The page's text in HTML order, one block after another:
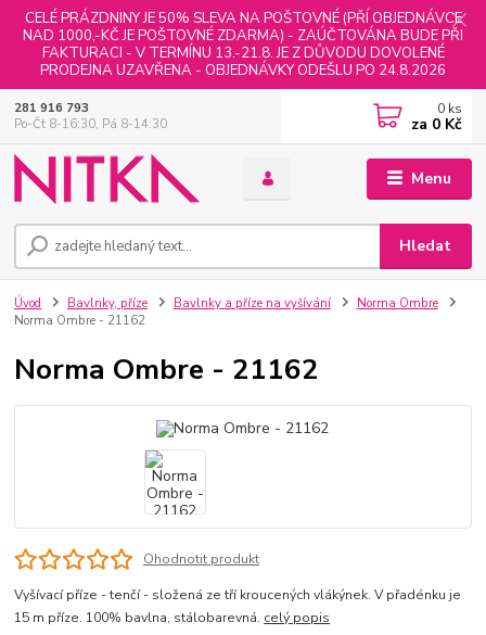
CELÉ PRÁZDNINY JE 50% SLEVA NA POŠTOVNÉ (PŘÍ OBJEDNÁVCE
NAD 1000,-KČ JE POŠTOVNÉ ZDARMA) - ZAÚČTOVÁNA BUDE PŘI
FAKTURACI - V TERMÍNU 13.-21.8. JE Z DŮVODU DOVOLENÉ
PRODEJNA UZAVŘENA - OBJEDNÁVKY ODEŠLU PO 24.8.2026
Menu
Hledat
281 916 793
Po-Čt 8-16:30, Pá 8-14:30
0 ks
za 0 Kč
Úvod Bavlnky, příze Bavlnky a příze na vyšívání
Norma Ombre
Norma Ombre - 21162
Norma Ombre - 21162
Ohodnotit produkt
Vyšívací příze - tenčí - složená ze tří kroucených vlákýnek. V přadénku je
15 m příze. 100% bavlna, stálobarevná. celý popis